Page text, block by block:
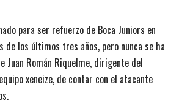
para ser refuerzo de Boca Juniors en
de los últimos tres años, pero nunca se ha
Juan Román Riquelme, dirigente del
xeneize, de contar con el atacante